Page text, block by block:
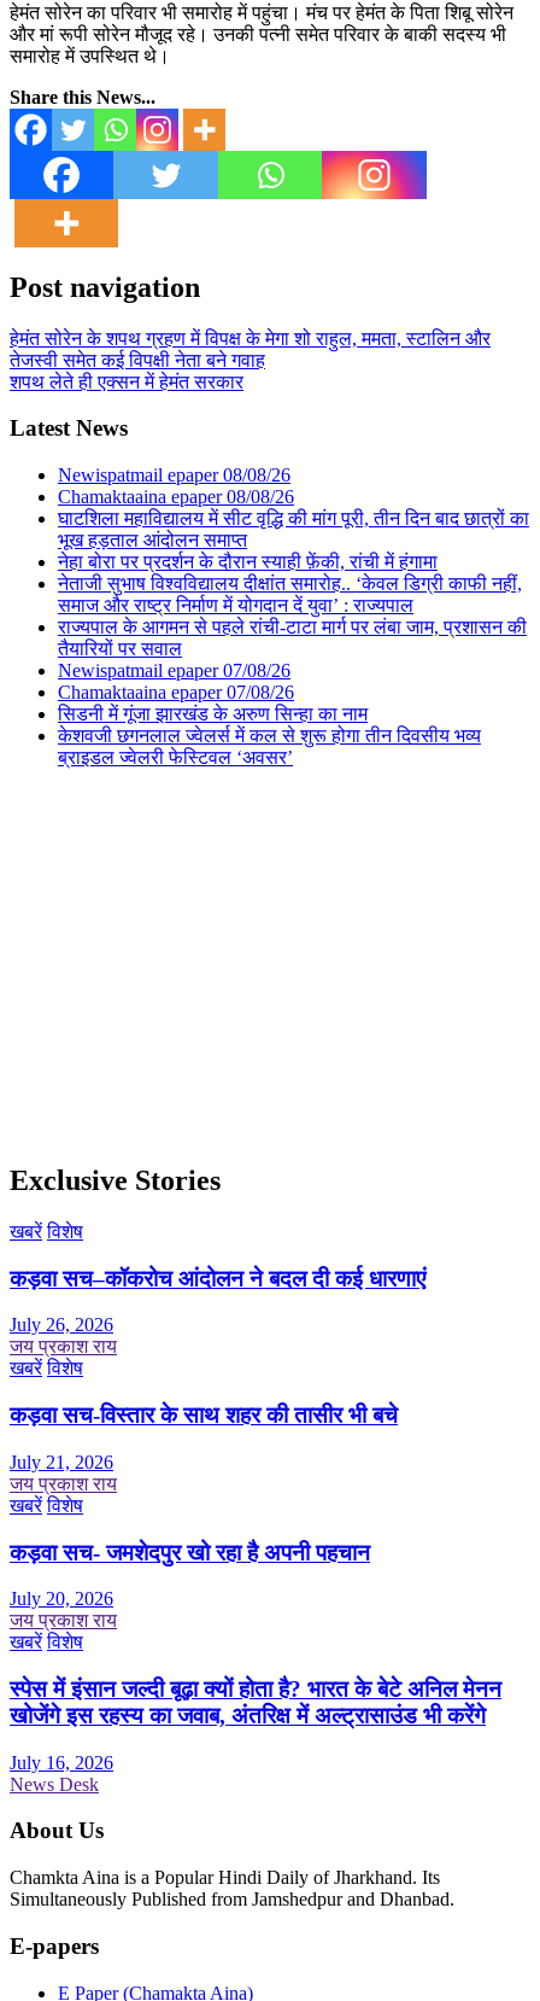
हेमंत सोरेन का परिवार भी समारोह में पहुंचा। मंच पर हेमंत के पिता शिबू सोरेन
और मां रूपी सोरेन मौजूद रहे। उनकी पत्नी समेत परिवार के बाकी सदस्य भी
समारोह में उपस्थित थे।
Share this News...
Post navigation
हेमंत सोरेन के शपथ ग्रहण में विपक्ष के मेगा शो राहुल, ममता, स्टालिन और
तेजस्वी समेत कई विपक्षी नेता बने गवाह
शपथ लेते ही एक्सन में हेमंत सरकार
Latest News
Newispatmail epaper 08/08/26
Chamaktaaina epaper 08/08/26
घाटशिला महाविद्यालय में सीट वृद्धि की मांग पूरी, तीन दिन बाद छात्रों का
भूख हड़ताल आंदोलन समाप्त
नेहा बोरा पर प्रदर्शन के दौरान स्याही फ़ेंकी, रांची में हंगामा
नेताजी सुभाष विश्वविद्यालय दीक्षांत समारोह.. ‘केवल डिग्री काफी नहीं,
समाज और राष्ट्र निर्माण में योगदान दें युवा’ : राज्यपाल
राज्यपाल के आगमन से पहले रांची-टाटा मार्ग पर लंबा जाम, प्रशासन की
तैयारियों पर सवाल
Newispatmail epaper 07/08/26
Chamaktaaina epaper 07/08/26
सिडनी में गूंजा झारखंड के अरुण सिन्हा का नाम
केशवजी छगनलाल ज्वेलर्स में कल से शुरू होगा तीन दिवसीय भव्य
ब्राइडल ज्वेलरी फेस्टिवल ‘अवसर’
Exclusive Stories
खबरें विशेष
कड़वा सच–कॉकरोच आंदोलन ने बदल दी कई धारणाएं
July 26, 2026
जय प्रकाश राय
खबरें विशेष
कड़वा सच-विस्तार के साथ शहर की तासीर भी बचे
July 21, 2026
जय प्रकाश राय
खबरें विशेष
कड़वा सच- जमशेदपुर खो रहा है अपनी पहचान
July 20, 2026
जय प्रकाश राय
खबरें विशेष
स्पेस में इंसान जल्दी बूढ़ा क्यों होता है? भारत के बेटे अनिल मेनन
खोजेंगे इस रहस्य का जवाब, अंतरिक्ष में अल्ट्रासाउंड भी करेंगे
July 16, 2026
News Desk
About Us
Chamkta Aina is a Popular Hindi Daily of Jharkhand. Its
Simultaneously Published from Jamshedpur and Dhanbad.
E-papers
E Paper (Chamakta Aina)